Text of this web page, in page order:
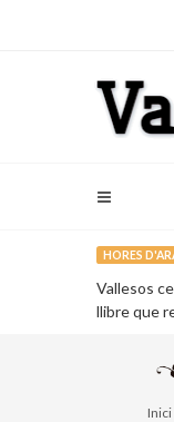
HORES
Vallesos
llibre que
Inici